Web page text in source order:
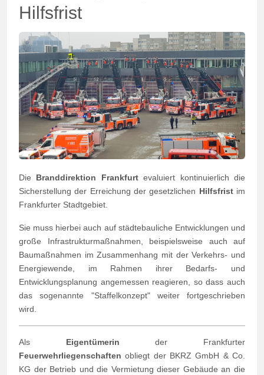
Hilfsfrist
Die Branddirektion Frankfurtevaluiert kontinuierlich die
Sicherstellung der Erreichung der gesetzlichen Hilfsfristim
Frankfurter Stadtgebiet.
Sie muss hierbei auch auf städtebauliche Entwicklungen und
große Infrastrukturmaßnahmen, beispielsweise auch auf
Baumaßnahmen im Zusammenhang mit der Verkehrs- und
Energiewende, im Rahmen ihrer Bedarfs- und
Entwicklungsplanung angemessen reagieren, so dass auch
das sogenannte "Staffelkonzept" weiter fortgeschrieben
wird.
Als Eigentümerin der Frankfurter
Feuerwehrliegenschaften obliegt der BKRZ GmbH & Co.
KG der Betrieb und die Vermietung dieser Gebäude an die